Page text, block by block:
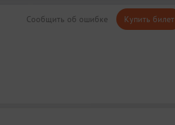
Сообщить об ошибке Купить билет